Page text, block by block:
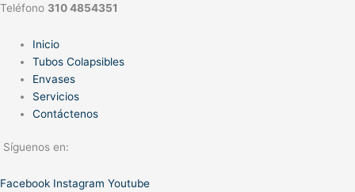
Teléfono 310 4854351
Inicio
Tubos Colapsibles
Envases
Servicios
Contáctenos
Síguenos en:
Facebook Instagram Youtube